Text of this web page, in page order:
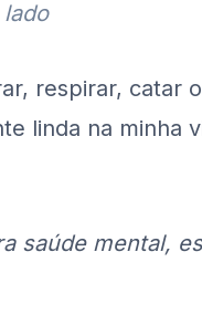
respirar, catar
linda na minha
saúde mental,